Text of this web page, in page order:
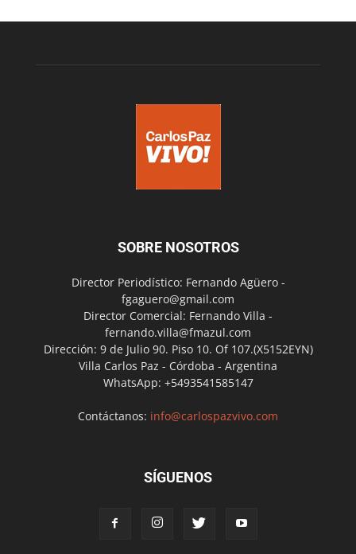
SOBRE NOSOTROS
Director Periodístico: Fernando Agüero -
fgaguero@gmail.com
Director Comercial: Fernando Villa -
fernando.villa@fmazul.com
Dirección: 9 de Julio 90. Piso 10. Of 107.(X5152EYN)
Villa Carlos Paz - Córdoba - Argentina
WhatsApp: +5493541585147
Contáctanos: info@carlospazvivo.com
SÍGUENOS